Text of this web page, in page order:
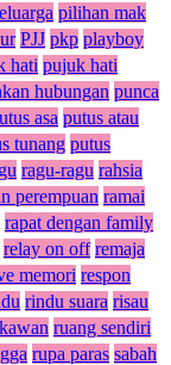
pilihan mak
PJJ pkp playboy
hati pujuk hati
hubungan punca
asa putus atau
tunang putus
ragu-ragu rahsia
perempuan ramai
rapat dengan family
relay on off remaja
memori respon
rindu suara risau
ruang sendiri
rupa paras sabah